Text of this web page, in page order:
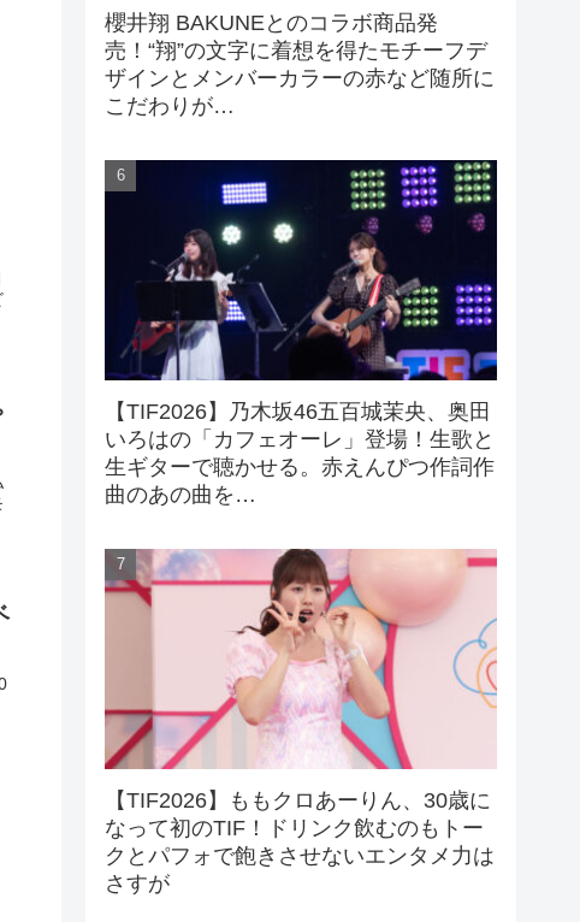
櫻井翔 BAKUNEとのコラボ商品発
売！“翔”の文字に着想を得たモチーフデ
ザインとメンバーカラーの赤など随所に
こだわりが…
【TIF2026】乃木坂46五百城茉央、奥田
いろはの「カフェオーレ」登場！生歌と
生ギターで聴かせる。赤えんぴつ作詞作
曲のあの曲を…
【TIF2026】ももクロあーりん、30歳に
なって初のTIF！ドリンク飲むのもトー
クとパフォで飽きさせないエンタメ力は
さすが